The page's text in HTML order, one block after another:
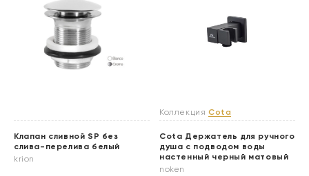
Клапан сливной SP без
слива-перелива белый
krion
Коллекция Cota
Cota Держатель для ручного
душа с подводом воды
настенный черный матовый
noken